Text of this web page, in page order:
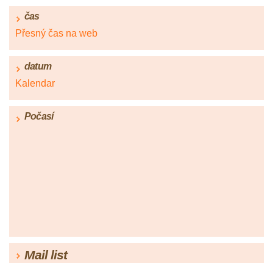
čas
Přesný čas na web
datum
Kalendar
Počasí
Mail list